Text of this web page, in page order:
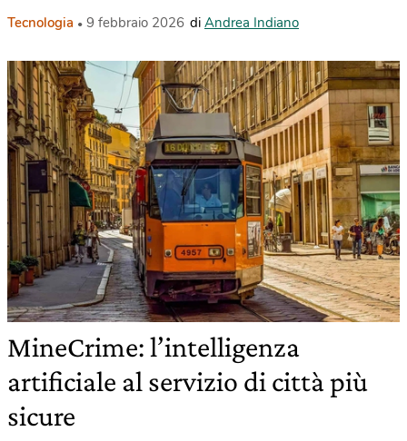
Tecnologia 9 febbraio 2026 di Andrea Indiano
MineCrime: l’intelligenza
artificiale al servizio di città più
sicure